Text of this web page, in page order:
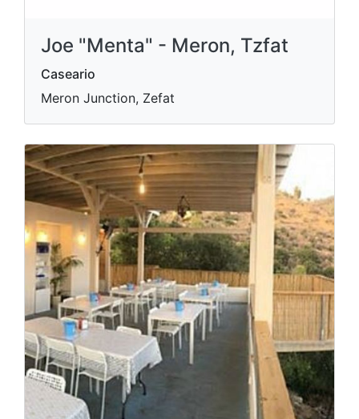
Joe "Menta" - Meron, Tzfat
Caseario
Meron Junction, Zefat